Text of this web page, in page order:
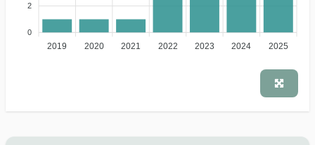
2
0
2019 2020 2021 2022 2023 2024 2025